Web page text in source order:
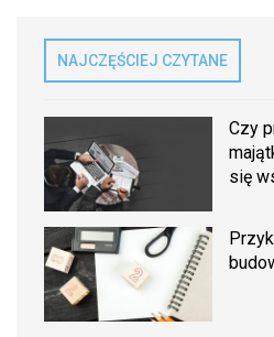
NAJCZĘŚCIEJ CZYTANE
Czy
się